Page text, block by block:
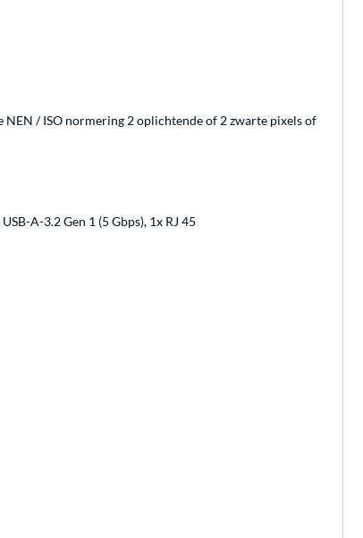
/ ISO normering 2 oplichtende of 2 zwarte pixels of
A-3.2 Gen 1 (5 Gbps), 1x RJ 45